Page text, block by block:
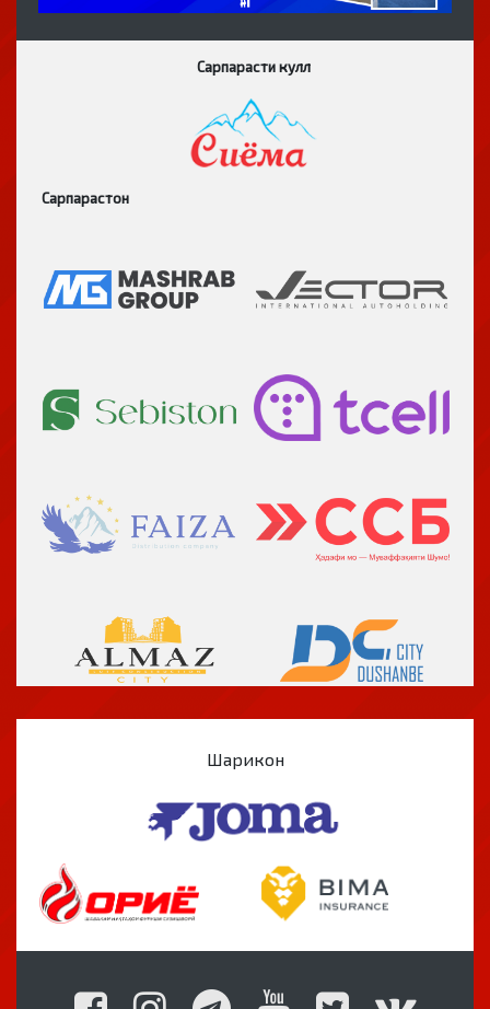
Сарпарасти кулл
Сарпарастон
Шарикон